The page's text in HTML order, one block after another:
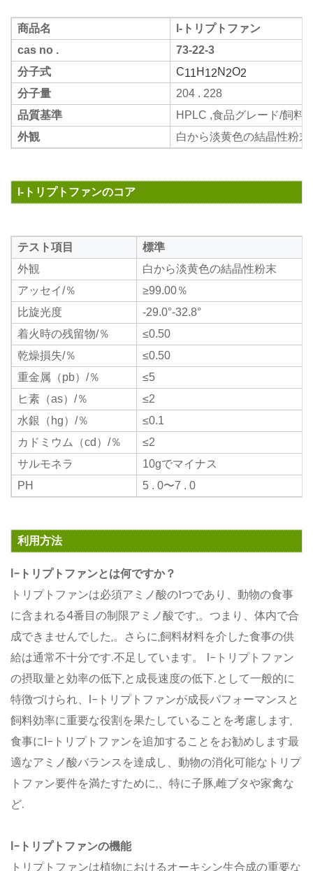
商品名
l-トリプトファン
cas no .
73-22-3
分子式
C11H 12N 2O2
分子量
204 . 228
品質基準
HPLC ,食品グレード/飼料
外観
白から淡黄色の結晶性粉末
l-トリプトファンのコア
テスト項目
標準
外観
白から淡黄色の結晶性粉末
アッセイ/％
≥99.00％
比旋光度
-29.0°-32.8°
着火時の残留物/％
≤0.50
乾燥損失/％
≤0.50
重金属（pb）/％
≤5
ヒ素（as）/％
≤2
水銀（hg）/％
≤0.1
カドミウム（cd）/％
≤2
サルモネラ
10gでマイナス
PH
5 . 0〜7 . 0
利用方法
l-トリプトファンとは何ですか？
トリプトファンは必須アミノ酸の1つであり、動物の食事
に含まれる4番目の制限アミノ酸です,。つまり、体内で合
成できませんでした,。さらに,飼料材料を介した食事の供
給は通常不十分です.不足しています。 l-トリプトファン
の摂取量と効率の低下,と成長速度の低下.として一般的に
特徴づけられ、l-トリプトファンが成長パフォーマンスと
飼料効率に重要な役割を果たしていることを考慮します,
食事にl-トリプトファンを追加することをお勧めします最
適なアミノ酸バランスを達成し、動物の消化可能なトリプ
トファン要件を満たすために,、特に子豚,雌ブタや家禽な
ど.
l-トリプトファンの機能